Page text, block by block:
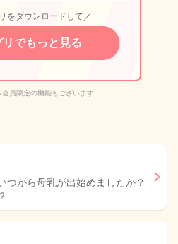
をダウンロードして／
でもっと見る
員限定の機能もございます
つから母乳が出始めましたか？